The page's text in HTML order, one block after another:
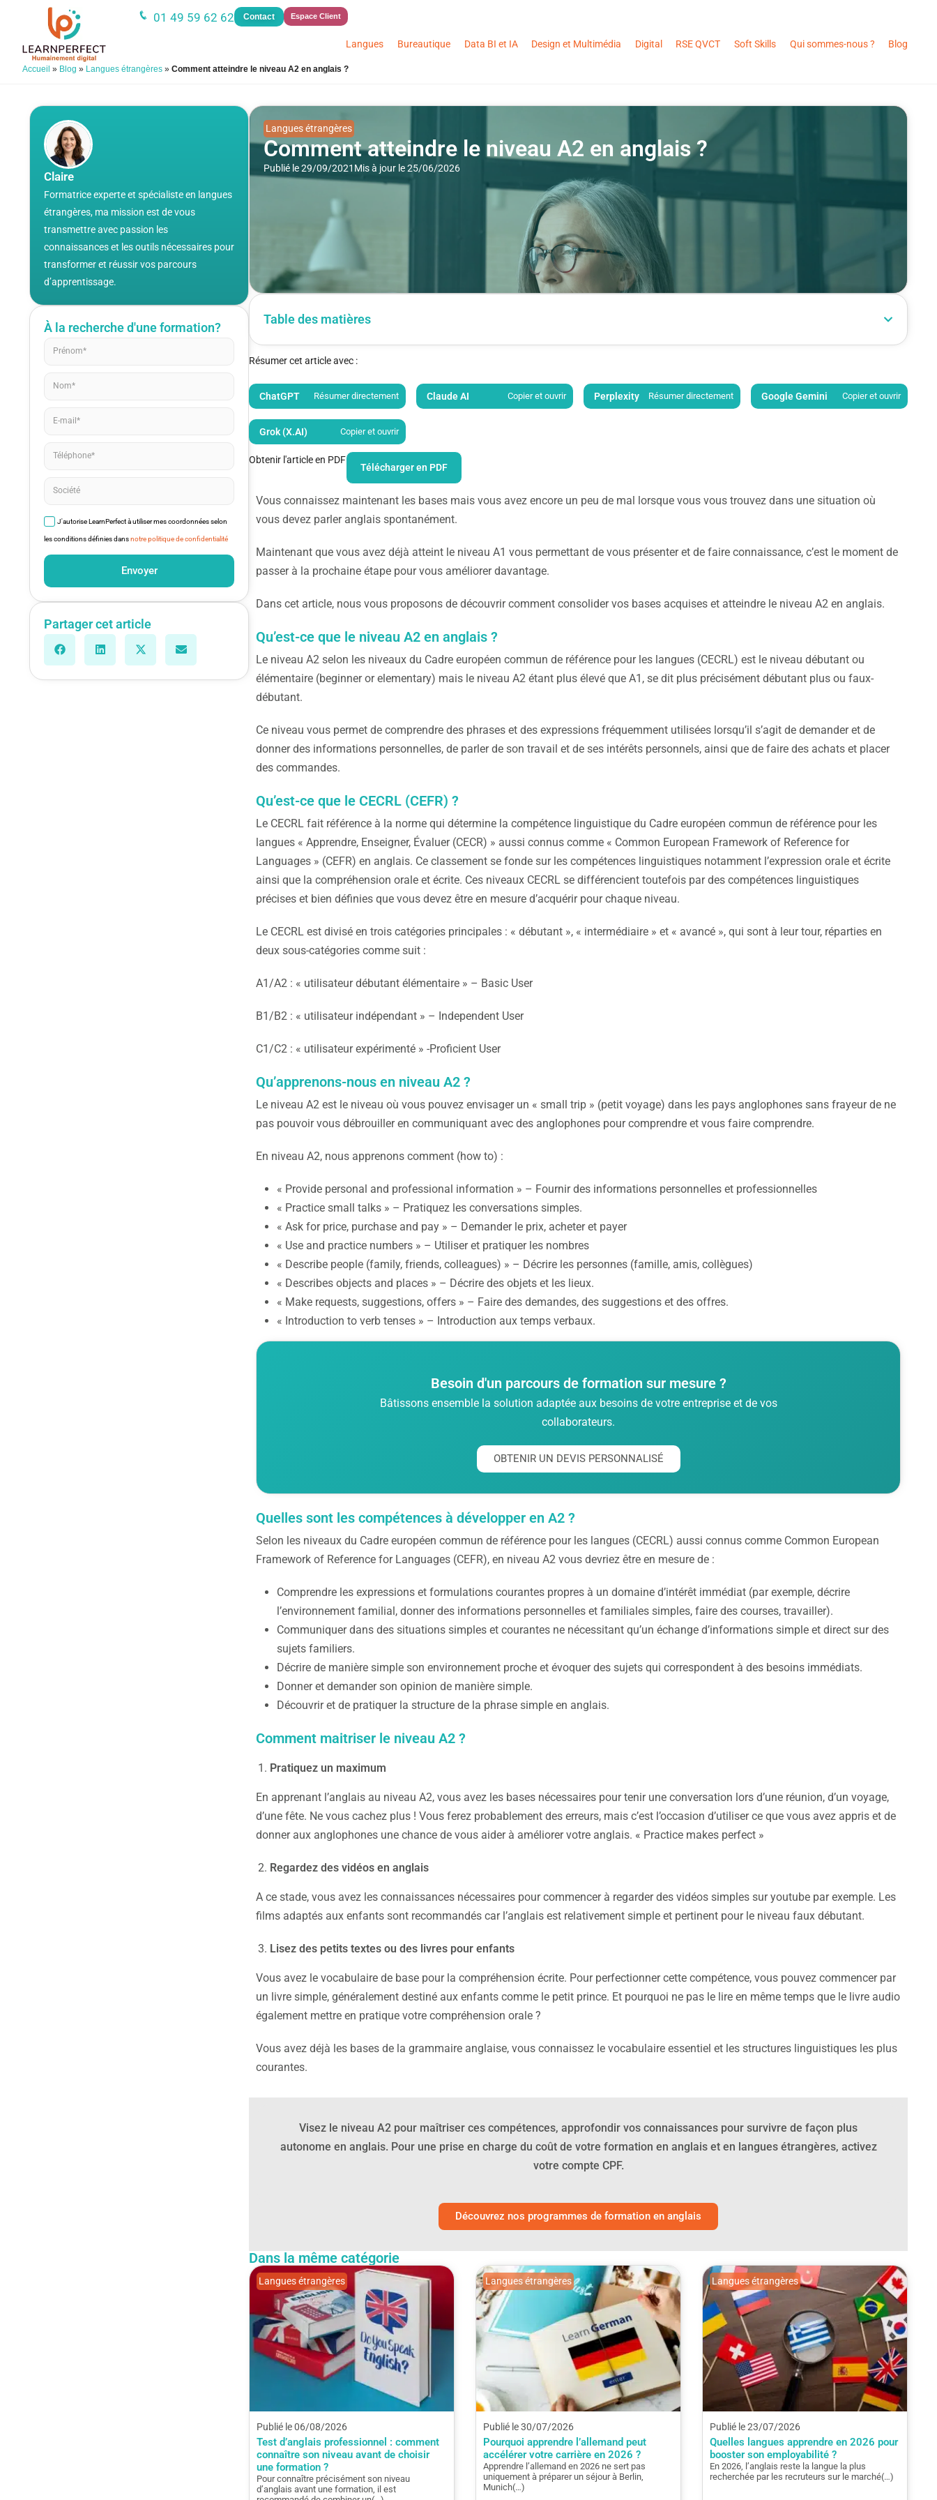
01 49 59 62 62 Contact Espace Client
Langues Bureautique Data BI et IA Design et Multimédia Digital RSE QVCT Soft Skills Qui sommes-nous ? Blog
Accueil » Blog » Langues étrangères » Comment atteindre le niveau A2 en anglais ?
Claire
Formatrice experte et spécialiste en langues
étrangères, ma mission est de vous
transmettre avec passion les
connaissances et les outils nécessaires pour
transformer et réussir vos parcours
d’apprentissage.
À la recherche d'une formation?
J'autorise LearnPerfect à utiliser mes coordonnées selon
les conditions définies dansnotre politique de confidentialité
Envoyer
Partager cet article
Langues étrangères
Comment atteindre le niveau A2 en anglais ?
Publié le 29/09/2021 Mis à jour le 25/06/2026
Table des matières
Résumer cet article avec :
ChatGPT Résumer directement Claude AI Copier et ouvrir Perplexity Résumer directement Google Gemini Copier et ouvrir
Grok (X.AI) Copier et ouvrir
Obtenir l'article en PDF
Télécharger en PDF
Vous connaissez maintenant les bases mais vous avez encore un peu de mal lorsque vous vous trouvez dans une situation où
vous devez parler anglais spontanément.
Maintenant que vous avez déjà atteint le niveau A1 vous permettant de vous présenter et de faire connaissance, c’est le moment de
passer à la prochaine étape pour vous améliorer davantage.
Dans cet article, nous vous proposons de découvrir comment consolider vos bases acquises et atteindre le niveau A2 en anglais.
Qu’est-ce que le niveau A2 en anglais ?
Le niveau A2 selon les niveaux du Cadre européen commun de référence pour les langues (CECRL) est le niveau débutant ou
élémentaire (beginner or elementary) mais le niveau A2 étant plus élevé que A1, se dit plus précisément débutant plus ou faux-
débutant.
Ce niveau vous permet de comprendre des phrases et des expressions fréquemment utilisées lorsqu’il s’agit de demander et de
donner des informations personnelles, de parler de son travail et de ses intérêts personnels, ainsi que de faire des achats et placer
des commandes.
Qu’est-ce que le CECRL (CEFR) ?
Le CECRL fait référence à la norme qui détermine la compétence linguistique du Cadre européen commun de référence pour les
langues « Apprendre, Enseigner, Évaluer (CECR) » aussi connus comme « Common European Framework of Reference for
Languages » (CEFR) en anglais. Ce classement se fonde sur les compétences linguistiques notamment l’expression orale et écrite
ainsi que la compréhension orale et écrite. Ces niveaux CECRL se différencient toutefois par des compétences linguistiques
précises et bien définies que vous devez être en mesure d’acquérir pour chaque niveau.
Le CECRL est divisé en trois catégories principales : « débutant », « intermédiaire » et « avancé », qui sont à leur tour, réparties en
deux sous-catégories comme suit :
A1/A2 : « utilisateur débutant élémentaire » – Basic User
B1/B2 : « utilisateur indépendant » – Independent User
C1/C2 : « utilisateur expérimenté » -Proficient User
Qu’apprenons-nous en niveau A2 ?
Le niveau A2 est le niveau où vous pouvez envisager un « small trip » (petit voyage) dans les pays anglophones sans frayeur de ne
pas pouvoir vous débrouiller en communiquant avec des anglophones pour comprendre et vous faire comprendre.
En niveau A2, nous apprenons comment (how to) :
« Provide personal and professional information » – Fournir des informations personnelles et professionnelles
« Practice small talks » – Pratiquez les conversations simples.
« Ask for price, purchase and pay » – Demander le prix, acheter et payer
« Use and practice numbers » – Utiliser et pratiquer les nombres
« Describe people (family, friends, colleagues) » – Décrire les personnes (famille, amis, collègues)
« Describes objects and places » – Décrire des objets et les lieux.
« Make requests, suggestions, offers » – Faire des demandes, des suggestions et des offres.
« Introduction to verb tenses » – Introduction aux temps verbaux.
Besoin d'un parcours de formation sur mesure ?
Bâtissons ensemble la solution adaptée aux besoins de votre entreprise et de vos
collaborateurs.
OBTENIR UN DEVIS PERSONNALISÉ
Quelles sont les compétences à développer en A2 ?
Selon les niveaux du Cadre européen commun de référence pour les langues (CECRL) aussi connus comme Common European
Framework of Reference for Languages (CEFR), en niveau A2 vous devriez être en mesure de :
Comprendre les expressions et formulations courantes propres à un domaine d’intérêt immédiat (par exemple, décrire
l’environnement familial, donner des informations personnelles et familiales simples, faire des courses, travailler).
Communiquer dans des situations simples et courantes ne nécessitant qu’un échange d’informations simple et direct sur des
sujets familiers.
Décrire de manière simple son environnement proche et évoquer des sujets qui correspondent à des besoins immédiats.
Donner et demander son opinion de manière simple.
Découvrir et de pratiquer la structure de la phrase simple en anglais.
Comment maitriser le niveau A2 ?
Pratiquez un maximum
En apprenant l’anglais au niveau A2, vous avez les bases nécessaires pour tenir une conversation lors d’une réunion, d’un voyage,
d’une fête. Ne vous cachez plus ! Vous ferez probablement des erreurs, mais c’est l’occasion d’utiliser ce que vous avez appris et de
donner aux anglophones une chance de vous aider à améliorer votre anglais. « Practice makes perfect »
Regardez des vidéos en anglais
A ce stade, vous avez les connaissances nécessaires pour commencer à regarder des vidéos simples sur youtube par exemple. Les
films adaptés aux enfants sont recommandés car l’anglais est relativement simple et pertinent pour le niveau faux débutant.
Lisez des petits textes ou des livres pour enfants
Vous avez le vocabulaire de base pour la compréhension écrite. Pour perfectionner cette compétence, vous pouvez commencer par
un livre simple, généralement destiné aux enfants comme le petit prince. Et pourquoi ne pas le lire en même temps que le livre audio
également mettre en pratique votre compréhension orale ?
Vous avez déjà les bases de la grammaire anglaise, vous connaissez le vocabulaire essentiel et les structures linguistiques les plus
courantes.
Visez le niveau A2 pour maîtriser ces compétences, approfondir vos connaissances pour survivre de façon plus
autonome en anglais. Pour une prise en charge du coût de votre formation en anglaiset en langues étrangères, activez
votre compte CPF.
Découvrez nos programmes de formation en anglais
Dans la même catégorie
Publié le 06/08/2026
Test d’anglais professionnel : comment
connaître son niveau avant de choisir
une formation ?
Pour connaître précisément son niveau
d’anglais avant une formation, il est
Langues étrangères
Publié le 30/07/2026
Pourquoi apprendre l’allemand peut
accélérer votre carrière en 2026 ?
Apprendre l’allemand en 2026 ne sert pas
uniquement à préparer un séjour à Berlin,
Munich(…)
Langues étrangères
Publié le 23/07/2026
Quelles langues apprendre en 2026 pour
booster son employabilité ?
En 2026, l’anglais reste la langue la plus
recherchée par les recruteurs sur le marché(…)
Langues étrangères